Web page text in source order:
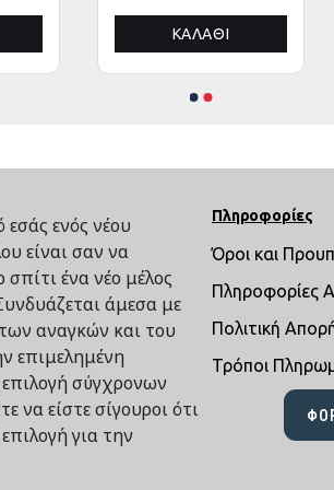
ΚΑΛΆΘΙ
ΚΑΛΆΘΙ
ενός νέου
είναι σαν να
ένα νέο μέλος
άμεσα με
αναγκών και του
επιμελημένη
σύγχρονων
να είστε σίγουροι ότι
για την
Πληροφορίες
Όροι και
Πληροφορίες
Πολιτική
Τρόποι